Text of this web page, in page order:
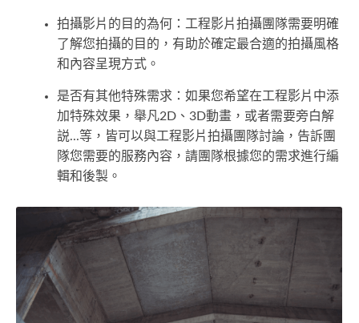
拍攝影片的目的為何：工程影片拍攝團隊需要明確
了解您拍攝的目的，有助於確定最合適的拍攝風格
和內容呈現方式。
是否有其他特殊需求：如果您希望在工程影片中添
加特殊效果，舉凡2D、3D動畫，或者需要旁白解
説...等，皆可以與工程影片拍攝團隊討論，告訴團
隊您需要的服務內容，請團隊根據您的需求進行編
輯和後製。